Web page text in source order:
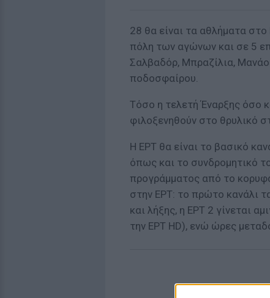
28 θα είναι τα αθλήματα
πόλη των αγώνων και σε 5
Σαλβαδόρ, Μπραζίλια,
ποδοσφαίρου.
Τόσο η τελετή Έναρξης όσο
φιλοξενηθούν στο θρυλικό
Η ΕΡΤ θα είναι το βασικό
όπως και το συνδρομητικό
προγράμματος από το
στην ΕΡΤ: το πρώτο κανάλι
και λήξης, η ΕΡΤ 2 γίνεται
την ΕΡΤ HD), ενώ ώρες